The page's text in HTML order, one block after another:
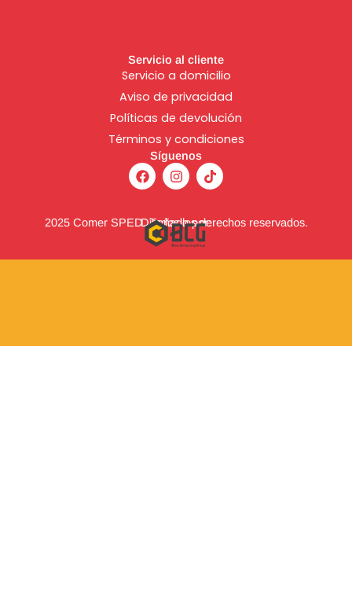
Servicio al cliente
Servicio a domicilio
Aviso de privacidad
Políticas de devolución
Términos y condiciones
Síguenos
F
a
c
b
o
o
k
I
n
s
a
g
r
a
T
i
k
o
2025 Comer SPED. Todos los derechos reservados.
Diseñado por: